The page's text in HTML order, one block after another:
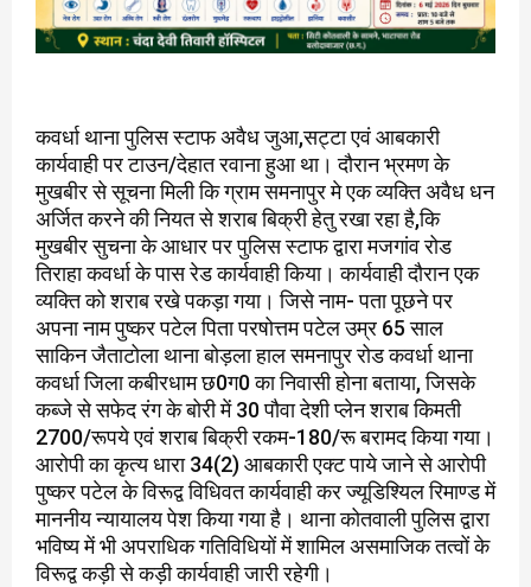
कवर्धा थाना पुलिस स्टाफ अवैध जुआ,सट्टा एवं आबकारी
कार्यवाही पर टाउन/देहात रवाना हुआ था। दौरान भ्रमण के
मुखबीर से सूचना मिली कि ग्राम समनापुर मे एक व्यक्ति अवैध धन
अर्जित करने की नियत से शराब बिक्री हेतु रखा रहा है,कि
मुखबीर सुचना के आधार पर पुलिस स्टाफ द्वारा मजगांव रोड
तिराहा कवर्धा के पास रेड कार्यवाही किया। कार्यवाही दौरान एक
व्यक्ति को शराब रखे पकड़ा गया। जिसे नाम- पता पूछने पर
अपना नाम पुष्कर पटेल पिता परषोत्तम पटेल उम्र 65 साल
साकिन जैताटोला थाना बोड़ला हाल समनापुर रोड कवर्धा थाना
कवर्धा जिला कबीरधाम छ0ग0 का निवासी होना बताया, जिसके
कब्जे से सफेद रंग के बोरी में 30 पौवा देशी प्लेन शराब किमती
2700/रूपये एवं शराब बिक्री रकम-180/रू बरामद किया गया।
आरोपी का कृत्य धारा 34(2) आबकारी एक्ट पाये जाने से आरोपी
पुष्कर पटेल के विरूद्व विधिवत कार्यवाही कर ज्यूडिश्यिल रिमाण्ड में
माननीय न्यायालय पेश किया गया है। थाना कोतवाली पुलिस द्वारा
भविष्य में भी अपराधिक गतिविधियों में शामिल असमाजिक तत्वों के
विरूद्व कड़ी से कड़ी कार्यवाही जारी रहेगी।